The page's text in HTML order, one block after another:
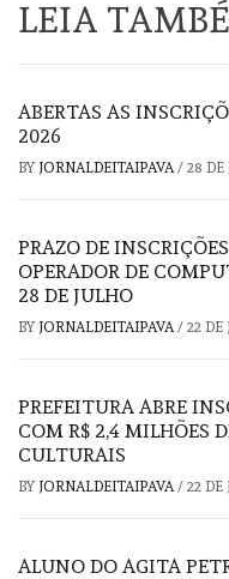
LEIA
ABERTAS AS
2026
BY JORNALDEITAIPAVA/ 28 DE
PRAZO DE
OPERADOR DE
28 DE JULHO
BY JORNALDEITAIPAVA/ 22 DE
PREFEITURA ABRE
COM R$ 2,4 MILHÕES
CULTURAIS
BY JORNALDEITAIPAVA/ 22 DE
ALUNO DO AGITA